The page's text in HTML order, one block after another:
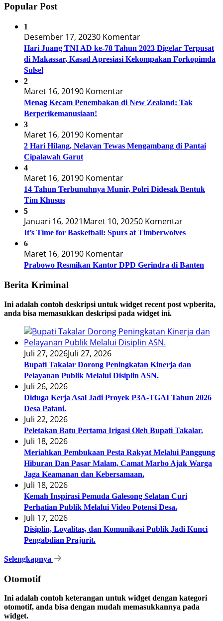
Popular Post
1
Desember 17, 20230 Komentar
Hari Juang TNI AD ke-78 Tahun 2023 Digelar Terpusat
di Makassar, Kasad Apresiasi Kekompakan Forkopimda
Sulsel
2
Maret 16, 20190 Komentar
Menag Kecam Penembakan di New Zealand: Tak
Berperikemanusiaan!
3
Maret 16, 20190 Komentar
2 Hari Hilang, Nelayan Tewas Mengambang di Pantai
Cipalawah Garut
4
Maret 16, 20190 Komentar
14 Tahun Terbunuhnya Munir, Polri Didesak Bentuk
Tim Khusus
5
Januari 16, 2021Maret 10, 20250 Komentar
It’s Time for Basketball: Spurs at Timberwolves
6
Maret 16, 20190 Komentar
Prabowo Resmikan Kantor DPD Gerindra di Banten
Berita Kriminal
Ini adalah contoh deskripsi untuk widget recent post wpberita,
anda bisa memasukkan deskripsi pada widget ini.
Juli 27, 2026Juli 27, 2026
Bupati Takalar Dorong Peningkatan Kinerja dan
Pelayanan Publik Melalui Disiplin ASN.
Juli 26, 2026
Diduga Kerja Asal Jadi Proyek P3A-TGAI Tahun 2026
Desa Patani.
Juli 22, 2026
Peletakan Batu Pertama Irigasi Oleh Bupati Takalar.
Juli 18, 2026
Meriahkan Pembukaan Pesta Rakyat Melalui Panggung
Hiburan Dan Pasar Malam, Camat Marbo Ajak Warga
Jaga Keamanan dan Kebersamaan.
Juli 18, 2026
Kemah Inspirasi Pemuda Galesong Selatan Curi
Perhatian Publik Melalui Video Potensi Desa.
Juli 17, 2026
Disiplin, Loyalitas, dan Komunikasi Publik Jadi Kunci
Pengabdian Prajurit.
Selengkapnya
Otomotif
Ini adalah contoh keterangan untuk widget dengan kategori
otomotif, anda bisa dengan mudah memasukkannya pada
widget.